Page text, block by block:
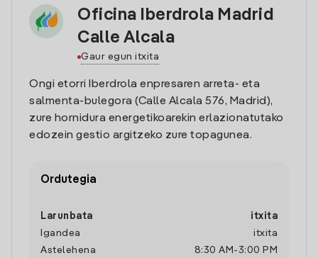
Oficina Iberdrola Madrid
Calle Alcala
Gaur egun itxita
Ongi etorri Iberdrola enpresaren arreta- eta
salmenta-bulegora (Calle Alcala 576, Madrid),
zure hornidura energetikoarekin erlazionatutako
edozein gestio argitzeko zure topagunea.
Ordutegia
Larunbata
itxita
Igandea
itxita
Astelehena
8:30 AM -3:00 PM